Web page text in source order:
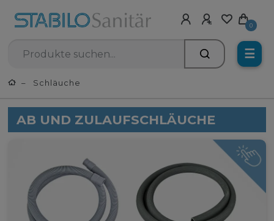
0
☰
Schläuche
AB UND ZULAUFSCHLÄUCHE